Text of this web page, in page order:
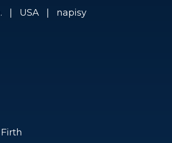
USA napisy